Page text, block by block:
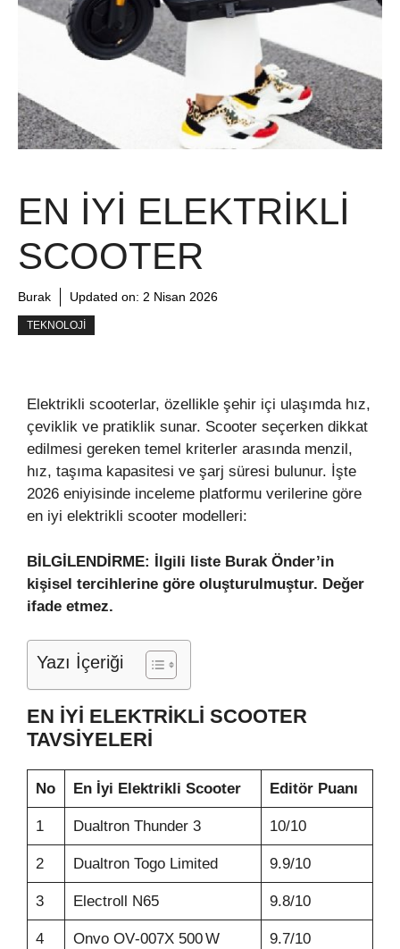
EN İYI ELEKTRIKLI
SCOOTER
Burak Updated on: 2 Nisan 2026
TEKNOLOJI
Elektrikli scooterlar, özellikle şehir içi ulaşımda hız,
çeviklik ve pratiklik sunar. Scooter seçerken dikkat
edilmesi gereken temel kriterler arasında menzil,
hız, taşıma kapasitesi ve şarj süresi bulunur. İşte
2026 eniyisinde inceleme platformu verilerine göre
en iyi elektrikli scooter modelleri:
BİLGİLENDİRME: İlgili liste Burak Önder’in
kişisel tercihlerine göre oluşturulmuştur. Değer
ifade etmez.
Yazı İçeriği
EN İYİ ELEKTRİKLİ SCOOTER
TAVSİYELERİ
No En İyi Elektrikli Scooter Editör Puanı
1 Dualtron Thunder 3 10/10
2 Dualtron Togo Limited 9.9/10
3 Electroll N65 9.8/10
4 Onvo OV‑007X 500 W 9.7/10